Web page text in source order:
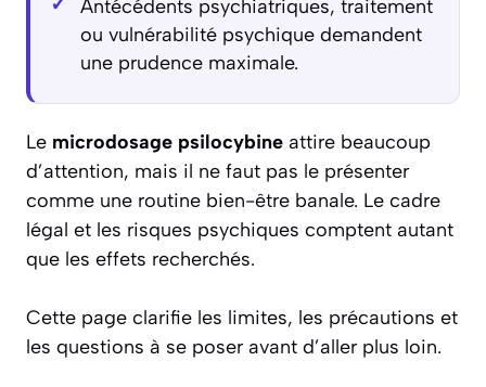
Antécédents psychiatriques, traitement
ou vulnérabilité psychique demandent
une prudence maximale.
Le microdosage psilocybine attire beaucoup
d’attention, mais il ne faut pas le présenter
comme une routine bien-être banale. Le cadre
légal et les risques psychiques comptent autant
que les effets recherchés.
Cette page clarifie les limites, les précautions et
les questions à se poser avant d’aller plus loin.